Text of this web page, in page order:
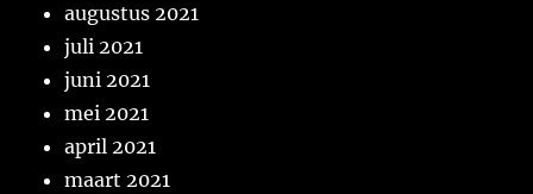
augustus 2021
juli 2021
juni 2021
mei 2021
april 2021
maart 2021